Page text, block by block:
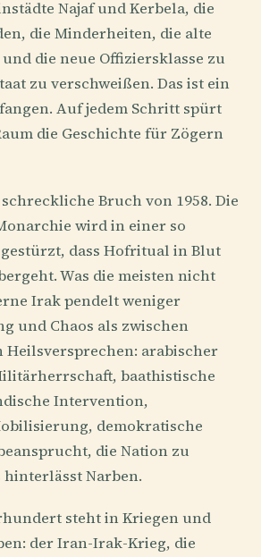
Najaf und Kerbela, die
die Minderheiten, die alte
die neue Offiziersklasse zu
zu verschweißen. Das ist ein
Auf jedem Schritt spürt
die Geschichte für Zögern
Bruch von 1958. Die
wird in einer so
dass Hofritual in Blut
Was die meisten nicht
Irak pendelt weniger
und Chaos als zwischen
arabischer
baathistische
Intervention,
demokratische
die Nation zu
hinterlässt Narben.
steht in Kriegen und
der Iran-Irak-Krieg, die